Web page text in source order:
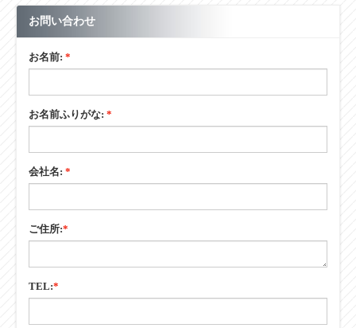
お問い合わせ
お名前: *
お名前ふりがな: *
会社名: *
ご住所:*
TEL:*